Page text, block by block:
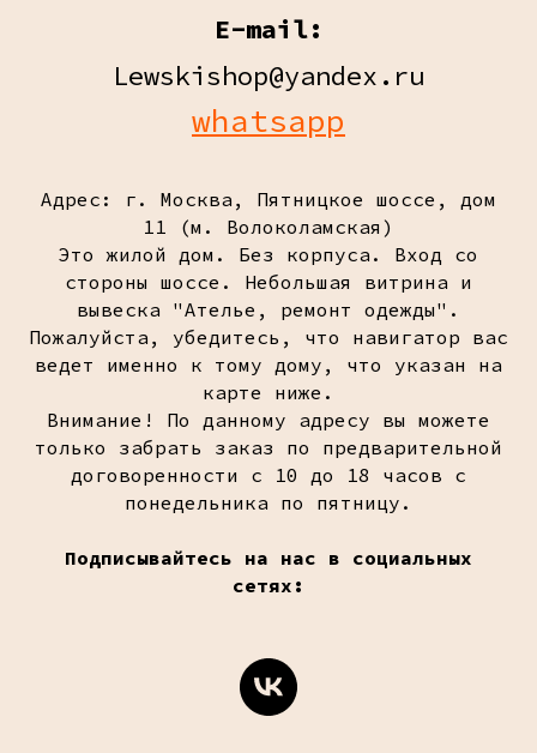
E-mail:
Lewskishop@yandex.ru
whatsapp
Адрес: г. Москва, Пятницкое шоссе, дом
11 (м. Волоколамская)
Это жилой дом. Без корпуса. Вход со
стороны шоссе. Небольшая витрина и
вывеска "Ателье, ремонт одежды".
Пожалуйста, убедитесь, что навигатор вас
ведет именно к тому дому, что указан на
карте ниже.
Внимание! По данному адресу вы можете
только забрать заказ по предварительной
договоренности с 10 до 18 часов с
понедельника по пятницу.
Подписывайтесь на нас в социальных
сетях: